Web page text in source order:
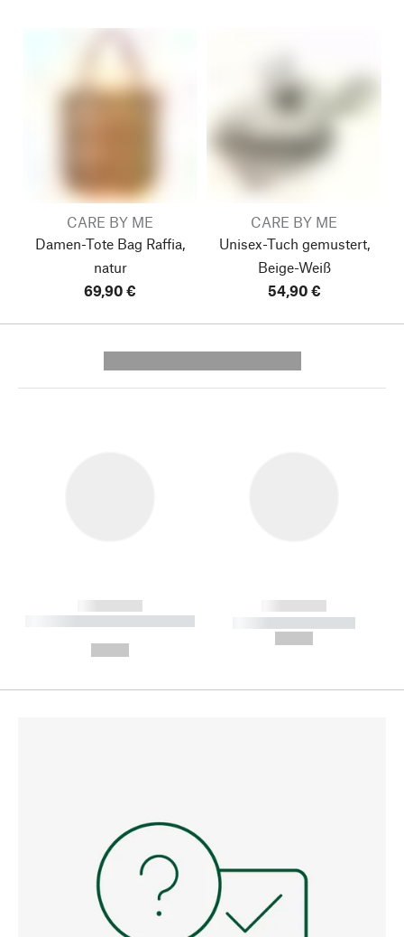
CARE BY ME
Damen-Tote Bag Raffia,
natur
69,90 €
CARE BY ME
Unisex-Tuch gemustert,
Beige-Weiß
54,90 €
------------
----------- ----------- --------
------------
----------- -----------